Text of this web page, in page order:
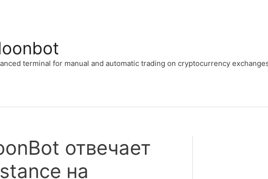
terminal for manual and automatic trading on cryptocurrency
отвечает
на